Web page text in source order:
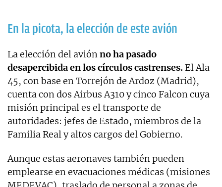
En la picota, la elección de este avión
La elección del aviónno ha pasado
desapercibida en los círculos castrenses. El Ala
45, con base en Torrejón de Ardoz (Madrid),
cuenta con dos Airbus A310 y cinco Falcon cuya
misión principal es el transporte de
autoridades: jefes de Estado, miembros de la
Familia Real y altos cargos del Gobierno.
Aunque estas aeronaves también pueden
emplearse en evacuaciones médicas (misiones